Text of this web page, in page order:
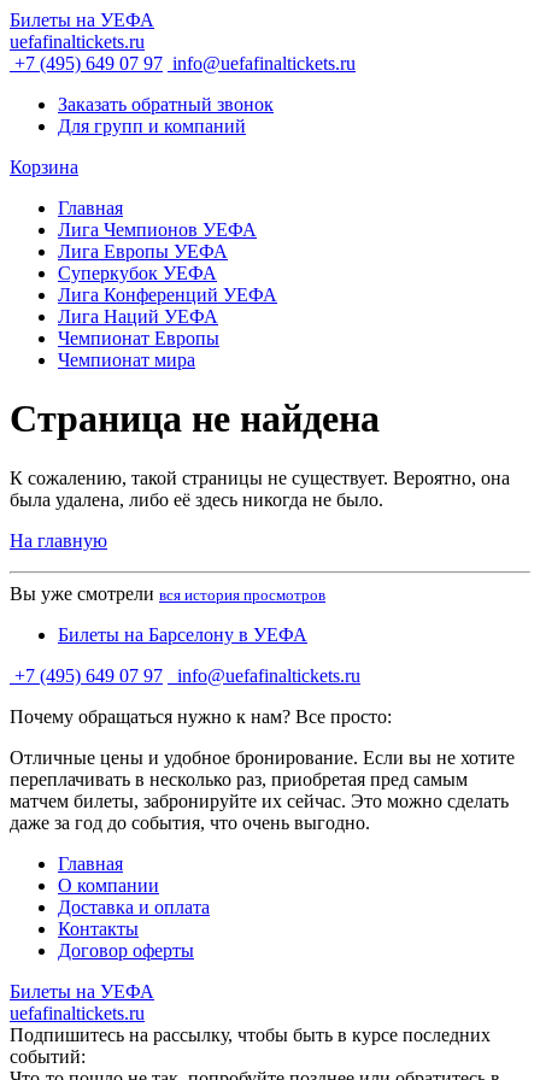
Билеты на УЕФА
uefafinaltickets.ru
+7 (495) 649 07 97 info@uefafinaltickets.ru
Заказать обратный звонок
Для групп и компаний
Корзина
Главная
Лига Чемпионов УЕФА
Лига Европы УЕФА
Суперкубок УЕФА
Лига Конференций УЕФА
Лига Наций УЕФА
Чемпионат Европы
Чемпионат мира
Страница не найдена
К сожалению, такой страницы не существует. Вероятно, она
была удалена, либо её здесь никогда не было.
На главную
Вы уже смотрели вся история просмотров
Билеты на Барселону в УЕФА
+7 (495) 649 07 97
info@uefafinaltickets.ru
Почему обращаться нужно к нам? Все просто:
Отличные цены и удобное бронирование. Если вы не хотите
переплачивать в несколько раз, приобретая пред самым
матчем билеты, забронируйте их сейчас. Это можно сделать
даже за год до события, что очень выгодно.
Главная
О компании
Доставка и оплата
Контакты
Договор оферты
Билеты на УЕФА
uefafinaltickets.ru
Подпишитесь на рассылку, чтобы быть в курсе последних
событий: